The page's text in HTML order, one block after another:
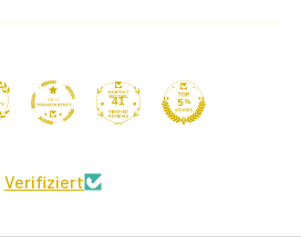
41
Verifiziert